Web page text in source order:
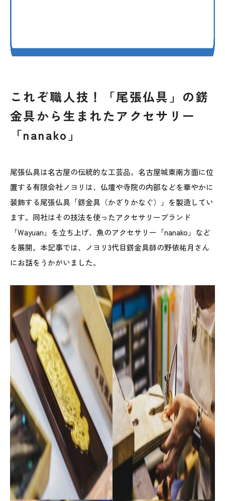
これぞ職人技！「尾張仏具」の錺
金具から生まれたアクセサリー
「nanako」
尾張仏具は名古屋の伝統的な工芸品。名古屋城東南方面に位
置する有限会社ノヨリは、仏壇や寺院の内部などを華やかに
装飾する尾張仏具「錺金具（かざりかなぐ）」を製造してい
ます。同社はその技法を使ったアクセサリーブランド
「Wayuan」を立ち上げ、魚のアクセサリー「nanako」など
を展開。本記事では、ノヨリ3代目錺金具師の野依祐月さん
にお話をうかがいました。